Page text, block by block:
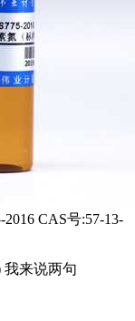
CAS号:57-13-
我来说两句